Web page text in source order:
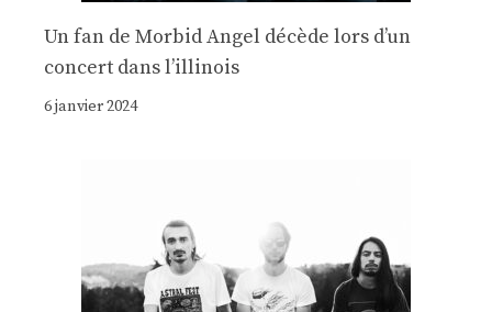
Un fan de Morbid Angel décède lors d’un
concert dans l’illinois
6 janvier 2024